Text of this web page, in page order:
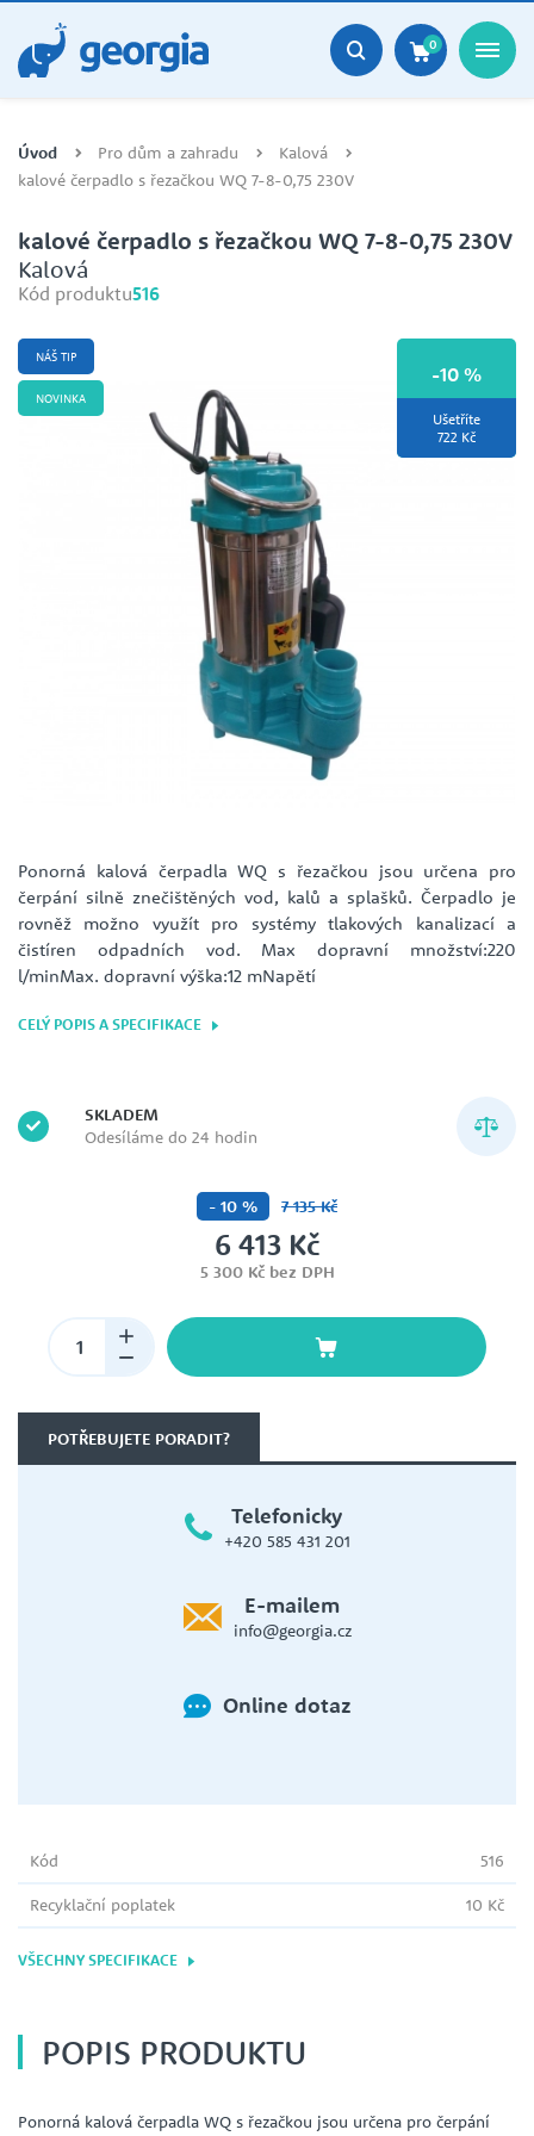
0
Úvod Pro dům a zahradu
Kalová
kalové čerpadlo s řezačkou WQ 7-8-0,75 230V
kalové čerpadlo s řezačkou WQ 7-8-0,75 230V
Kalová
Kód produktu516
-10 %
Ušetříte
722 Kč
NÁŠ TIP
NOVINKA
Ponorná kalová čerpadla WQ s řezačkou jsou určena pro
čerpání silně znečištěných vod, kalů a splašků. Čerpadlo je
rovněž možno využít pro systémy tlakových kanalizací a
čistíren odpadních vod. Max dopravní množství:220
l/minMax. dopravní výška:12 mNapětí
CELÝ POPIS A SPECIFIKACE
SKLADEM
Odesíláme do 24 hodin
- 10 % 7 135 Kč
6 413 Kč
5 300 Kč bez DPH
POTŘEBUJETE PORADIT?
Telefonicky
+420 585 431 201
E-mailem
info@georgia.cz
Online dotaz
Kód 516
Recyklační poplatek 10 Kč
VŠECHNY SPECIFIKACE
POPIS PRODUKTU
Ponorná kalová čerpadla WQ s řezačkou jsou určena pro čerpání